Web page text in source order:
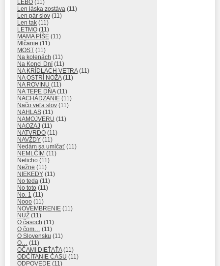
LEBO (11)
Len láska zostáva (11)
Len pár slov (11)
Len tak (11)
LETMO (11)
MAMA PÍŠE (11)
Mlčanie (11)
MOST (11)
Na kolenách (11)
Na Konci Dní (11)
NA KRÍDLACH VETRA(11)
NA OSTRÍ NOŽA(11)
NA ROVINU (11)
NA TEPE DŇA(11)
NACHÁDZANIE (11)
Načo veľa slov (11)
NAHLAS (11)
NAMOJVERU (11)
NAOZAJ (11)
NATVRDO (11)
NAVŽDY (11)
Nedám sa umlčať (11)
NEMLČÍM (11)
Neticho (11)
Nežne (11)
NIEKEDY (11)
No teda (11)
No toto (11)
No. 1 (11)
Nooo (11)
NOVEMBRENIE (11)
NUŽ (11)
O časoch (11)
O čom…
(11)
O Slovensku (11)
O…
(11)
OČAMI DIEŤAŤA(11)
ODČÍTANIE ČASU (11)
ODPOVEDE (11)